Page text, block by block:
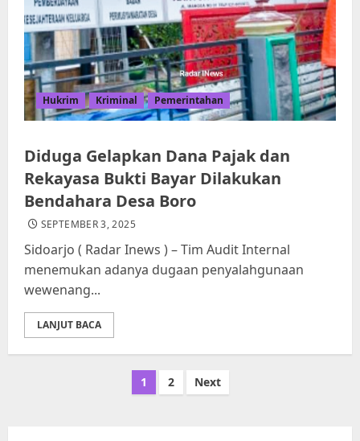
Hukrim Kriminal Pemerintahan
Diduga Gelapkan Dana Pajak dan
Rekayasa Bukti Bayar Dilakukan
Bendahara Desa Boro
SEPTEMBER 3, 2025
Sidoarjo ( Radar Inews ) – Tim Audit Internal
menemukan adanya dugaan penyalahgunaan
wewenang...
LANJUT BACA
1 2 Next